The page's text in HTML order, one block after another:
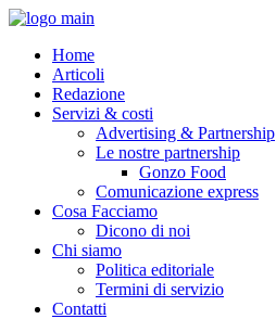
Home
Articoli
Redazione
Servizi & costi
Advertising & Partnership
Le nostre partnership
Gonzo Food
Comunicazione express
Cosa Facciamo
Dicono di noi
Chi siamo
Politica editoriale
Termini di servizio
Contatti